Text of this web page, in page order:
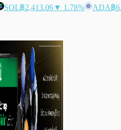
SOL฿2,413.06▼ 1.78% ADA฿